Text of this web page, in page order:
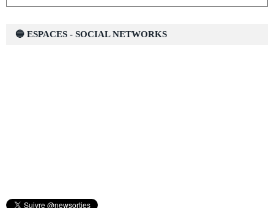
🔵 ESPACES - SOCIAL NETWORKS